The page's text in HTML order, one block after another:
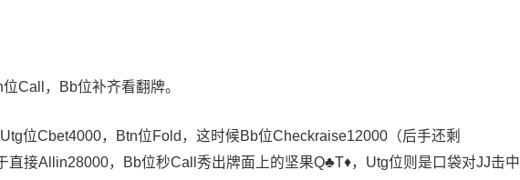
Call，Bb位补齐看翻牌。
位Cbet4000，Btn位Fold，这时候Bb位Checkraise12000（后手还剩
直接Allin28000，Bb位秒Call秀出牌面上的坚果Q♣️T♦️，Utg位则是口袋对JJ击中